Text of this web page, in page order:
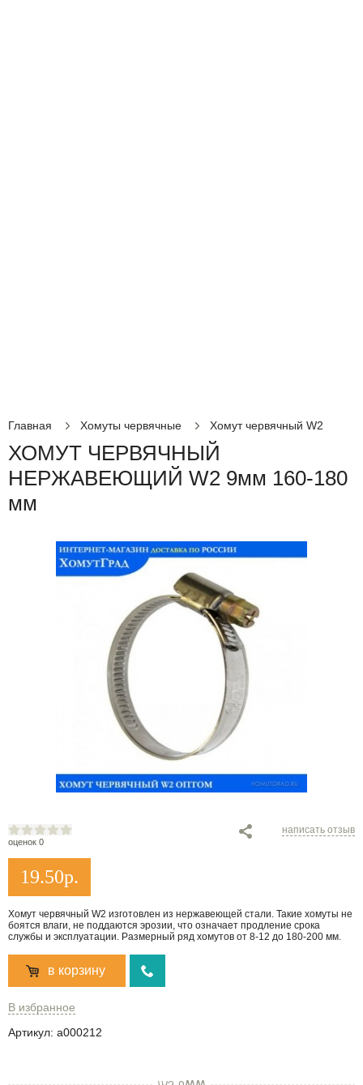
Главная Хомуты червячные Хомут червячный W2
ХОМУТ ЧЕРВЯЧНЫЙ
НЕРЖАВЕЮЩИЙ W2 9мм 160-180
мм
оценок 0
написать отзыв
19.50р.
Хомут червячный W2 изготовлен из нержавеющей стали. Такие хомуты не
боятся влаги, не поддаются эрозии, что означает продление срока
службы и эксплуатации. Размерный ряд хомутов от 8-12 до 180-200 мм.
в корзину
В избранное
Артикул: a000212